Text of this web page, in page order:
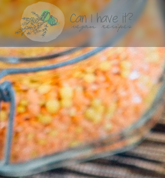
LINSEN-SPINAT-CURRY – CAN I HAVE IT?
SPINAT